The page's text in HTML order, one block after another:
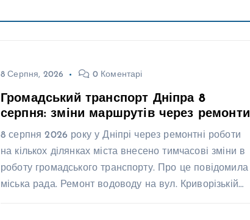
8 Серпня, 2026 0 Коментарі
Громадський транспорт Дніпра 8
серпня: зміни маршрутів через ремонти
8 серпня 2026 року у Дніпрі через ремонтні роботи
на кількох ділянках міста внесено тимчасові зміни в
роботу громадського транспорту. Про це повідомила
міська рада. Ремонт водоводу на вул. Криворізькій…